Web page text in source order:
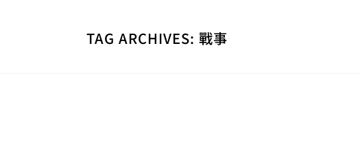
TAG ARCHIVES:戰事